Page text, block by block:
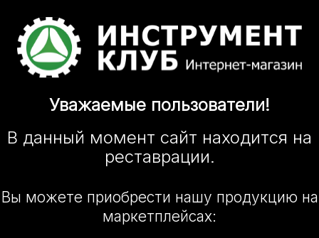
Уважаемые пользователи!
В данный момент сайт находится на
реставрации.
Вы можете приобрести нашу продукцию на
маркетплейсах: